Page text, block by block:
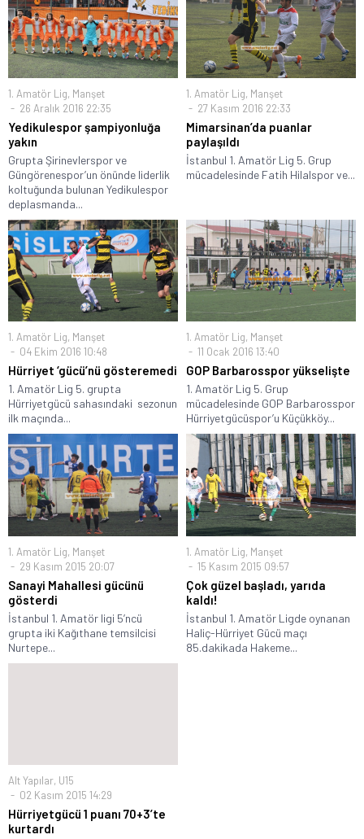
1. Amatör Lig, Manşet
26 Aralık 2016 22:35
Yedikulespor şampiyonluğa
yakın
Grupta Şirinevlerspor ve
Güngörenespor’un önünde liderlik
koltuğunda bulunan Yedikulespor
deplasmanda...
1. Amatör Lig, Manşet
27 Kasım 2016 22:33
Mimarsinan’da puanlar
paylaşıldı
İstanbul 1. Amatör Lig 5. Grup
mücadelesinde Fatih Hilalspor ve...
1. Amatör Lig, Manşet
04 Ekim 2016 10:48
Hürriyet ‘gücü’nü gösteremedi
1. Amatör Lig 5. grupta
Hürriyetgücü sahasındaki sezonun
ilk maçında...
1. Amatör Lig, Manşet
11 Ocak 2016 13:40
GOP Barbarosspor yükselişte
1. Amatör Lig 5. Grup
mücadelesinde GOP Barbarosspor
Hürriyetgücüspor’u Küçükköy...
1. Amatör Lig, Manşet
29 Kasım 2015 20:07
Sanayi Mahallesi gücünü
gösterdi
İstanbul 1. Amatör ligi 5’ncü
grupta iki Kağıthane temsilcisi
Nurtepe...
1. Amatör Lig, Manşet
15 Kasım 2015 09:57
Çok güzel başladı, yarıda
kaldı!
İstanbul 1. Amatör Ligde oynanan
Haliç-Hürriyet Gücü maçı
85.dakikada Hakeme...
Alt Yapılar, U15
02 Kasım 2015 14:29
Hürriyetgücü 1 puanı 70+3’te
kurtardı